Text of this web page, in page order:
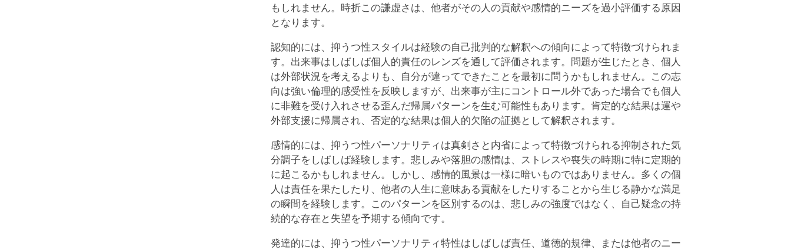
もしれません。時折この謙虚さは、他者がその人の貢献や感情的ニーズを過小評価する原因
となります。
認知的には、抑うつ性スタイルは経験の自己批判的な解釈への傾向によって特徴づけられま
す。出来事はしばしば個人的責任のレンズを通して評価されます。問題が生じたとき、個人
は外部状況を考えるよりも、自分が違ってできたことを最初に問うかもしれません。この志
向は強い倫理的感受性を反映しますが、出来事が主にコントロール外であった場合でも個人
に非難を受け入れさせる歪んだ帰属パターンを生む可能性もあります。肯定的な結果は運や
外部支援に帰属され、否定的な結果は個人的欠陥の証拠として解釈されます。
感情的には、抑うつ性パーソナリティは真剣さと内省によって特徴づけられる抑制された気
分調子をしばしば経験します。悲しみや落胆の感情は、ストレスや喪失の時期に特に定期的
に起こるかもしれません。しかし、感情的風景は一様に暗いものではありません。多くの個
人は責任を果たしたり、他者の人生に意味ある貢献をしたりすることから生じる静かな満足
の瞬間を経験します。このパターンを区別するのは、悲しみの強度ではなく、自己疑念の持
続的な存在と失望を予期する傾向です。
発達的には、抑うつ性パーソナリティ特性はしばしば責任、道徳的規律、または他者のニー